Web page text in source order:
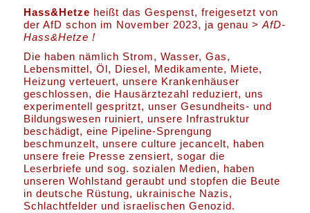
Hass&Hetze heißt das Gespenst, freigesetzt von
der AfD schon im November 2023, ja genau >AfD-
Hass&Hetze !
Die haben nämlich Strom, Wasser, Gas,
Lebensmittel, Öl, Diesel, Medikamente, Miete,
Heizung verteuert, unsere Krankenhäuser
geschlossen, die Hausärztezahl reduziert, uns
experimentell gespritzt, unser Gesundheits- und
Bildungswesen ruiniert, unsere Infrastruktur
beschädigt, eine Pipeline-Sprengung
beschmunzelt, unsere culture jecancelt, haben
unsere freie Presse zensiert, sogar die
Leserbriefe und sog. sozialen Medien, haben
unseren Wohlstand geraubt und stopfen die Beute
in deutsche Rüstung, ukrainische Nazis,
Schlachtfelder und israelischen Genozid.